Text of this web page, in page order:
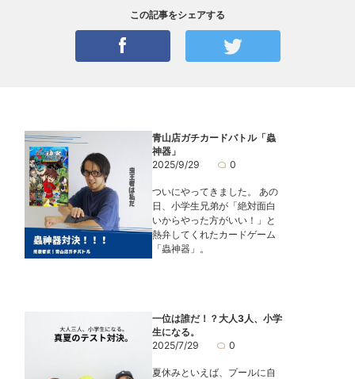
この記事をシェアする
青山店ガチカードバトル「蟲
神器」
2025/9/29
0
ついにやってきました。 あの
日、小学生兄弟が「絶対面白
いからやった方がいい！」と
熱弁してくれたカードゲーム
「蟲神器」。
一位は誰だ！？大人3人、小学
生になる。
2025/7/29
0
夏休みといえば、プールに自